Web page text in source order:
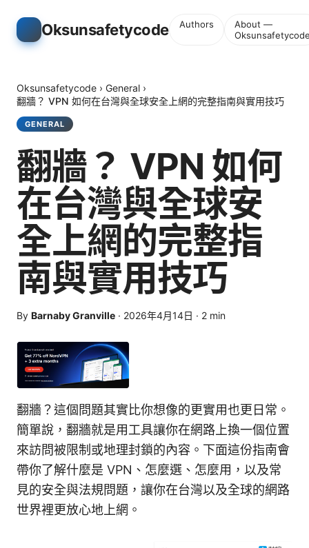
Oksunsafetycode Authors
About —
Oksunsafetycode › General ›
翻牆？ VPN 如何在台灣與全球安全上網的完整指南與實用技巧
GENERAL
翻牆？ VPN 如何
在台灣與全球安
全上網的完整指
南與實用技巧
By Barnaby Granville · 2026年4月14日 · 2 min
翻牆？這個問題其實比你想像的更實用也更日常。
簡單說，翻牆就是用工具讓你在網路上換一個位置
來訪問被限制或地理封鎖的內容。下面這份指南會
帶你了解什麼是 VPN、怎麼選、怎麼用，以及常
見的安全與法規問題，讓你在台灣以及全球的網路
世界裡更放心地上網。